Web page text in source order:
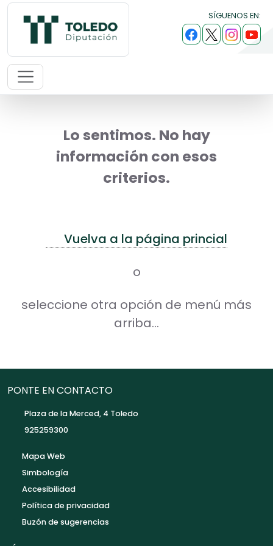
SÍGUENOS EN:
Lo sentimos. No hay
información con esos
criterios.
Vuelva a la página princial
o
seleccione otra opción de menú más
arriba...
PONTE EN CONTACTO
Plaza de la Merced, 4 Toledo
925259300
Mapa Web
Simbología
Accesibilidad
Política de privacidad
Buzón de sugerencias